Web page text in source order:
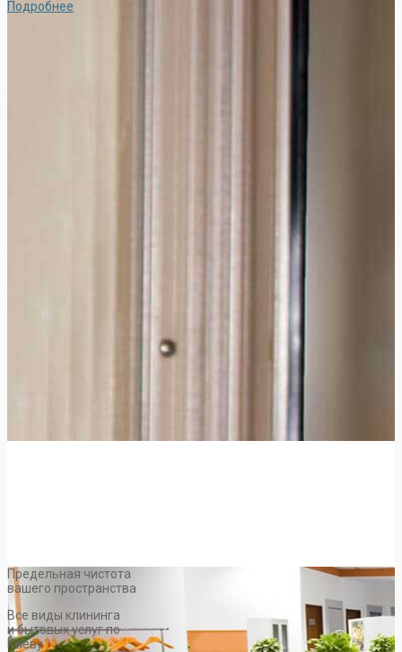
Подробнее
Предельная чистота
вашего пространства
Все виды клининга
и бытовых услуг по
Киеву